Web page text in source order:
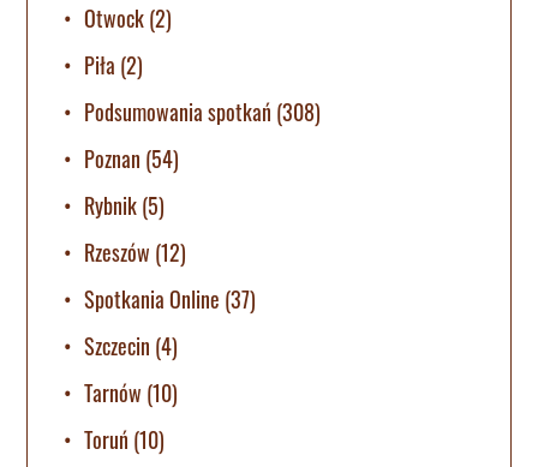
Otwock(2)
Piła (2)
Podsumowania spotkań (308)
Poznan (54)
Rybnik(5)
Rzeszów (12)
Spotkania Online (37)
Szczecin (4)
Tarnów (10)
Toruń (10)